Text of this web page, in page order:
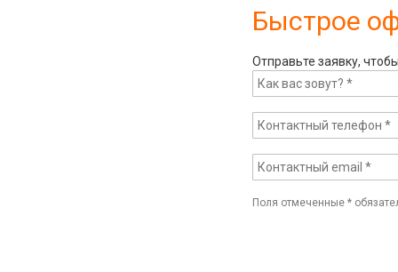
Быстрое
Отправьте заявку,
Поля отмеченные*